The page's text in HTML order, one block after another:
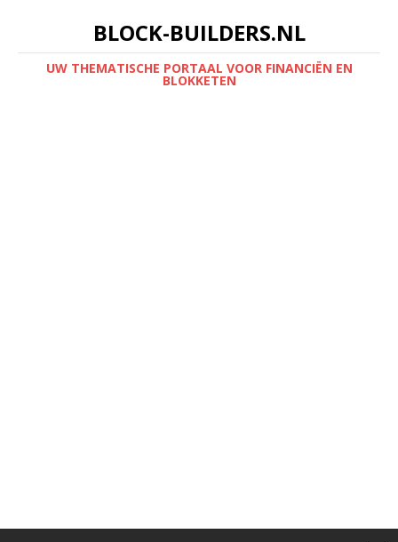
BLOCK-BUILDERS.NL
UW THEMATISCHE PORTAAL VOOR FINANCIËN EN
BLOKKETEN